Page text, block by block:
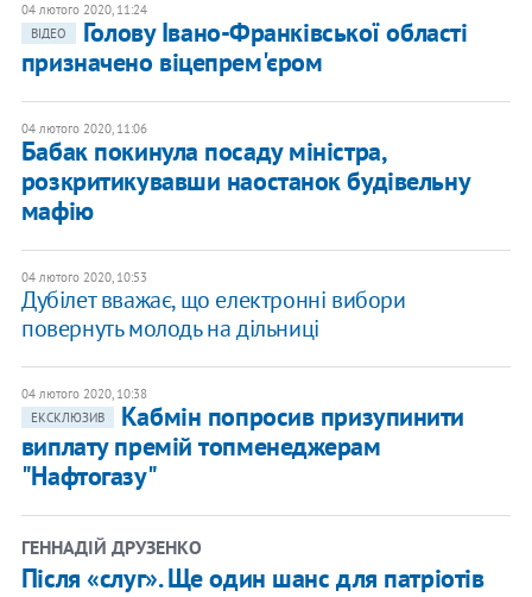
04 лютого 2020, 11:24
ВІДЕО
Голову Івано-Франківської області
призначено віцепрем'єром
04 лютого 2020, 11:06
Бабак покинула посаду міністра,
розкритикувавши наостанок будівельну
мафію
04 лютого 2020, 10:53
Дубілет вважає, що електронні вибори
повернуть молодь на дільниці
04 лютого 2020, 10:38
ЕКСКЛЮЗИВ
Кабмін попросив призупинити
виплату премій топменеджерам
"Нафтогазу"
ГЕННАДІЙ ДРУЗЕНКО
Після «слуг». Ще один шанс для патріотів